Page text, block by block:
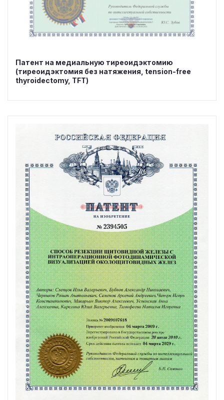
Патент на медиальную тиреоидэктомию
(тиреоидэктомия без натяжения, tension-free
thyroidectomy, TFT)